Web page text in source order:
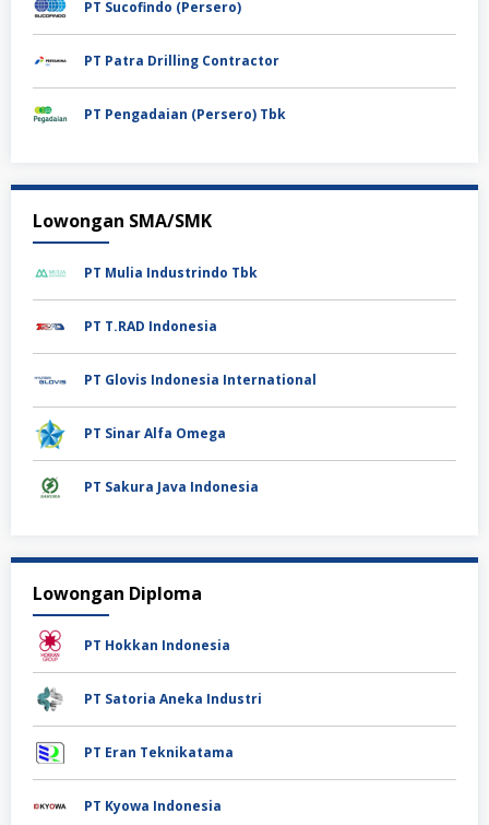
PT Sucofindo (Persero)
PT Patra Drilling Contractor
PT Pengadaian (Persero) Tbk
Lowongan SMA/SMK
PT Mulia Industrindo Tbk
PT T.RAD Indonesia
PT Glovis Indonesia International
PT Sinar Alfa Omega
PT Sakura Java Indonesia
Lowongan Diploma
PT Hokkan Indonesia
PT Satoria Aneka Industri
PT Eran Teknikatama
PT Kyowa Indonesia